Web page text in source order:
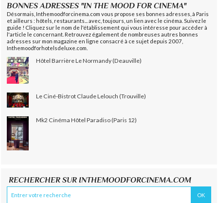
BONNES ADRESSES "IN THE MOOD FOR CINEMA"
Désormais, Inthemoodforcinema.com vous propose ses bonnes adresses, à Paris
et ailleurs : hôtels, restaurants... avec, toujours, un lien avec le cinéma. Suivez le
guide ! Cliquez sur le nom de l'établissement qui vous intéresse pour accéder à
l'article le concernant. Retrouvez également de nombreuses autres bonnes
adresses sur mon magazine en ligne consacré à ce sujet depuis 2007,
Inthemoodforhotelsdeluxe.com.
Hôtel Barrière Le Normandy (Deauville)
Le Ciné-Bistrot Claude Lelouch (Trouville)
Mk2 Cinéma Hôtel Paradiso (Paris 12)
RECHERCHER SUR INTHEMOODFORCINEMA.COM